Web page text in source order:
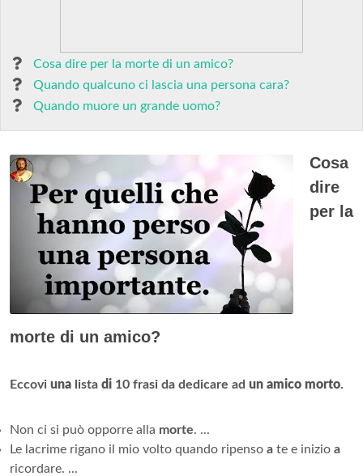
Cosa dire per la morte di un amico?
Quando qualcuno ci lascia una persona cara?
Quando muore un grande uomo?
Cosa
dire
per la
morte di un amico?
Eccovi una lista di 10 frasi da dedicare ad un amico morto.
Non ci si può opporre alla morte. ...
Le lacrime rigano il mio volto quando ripenso a te e inizio a
ricordare. ...